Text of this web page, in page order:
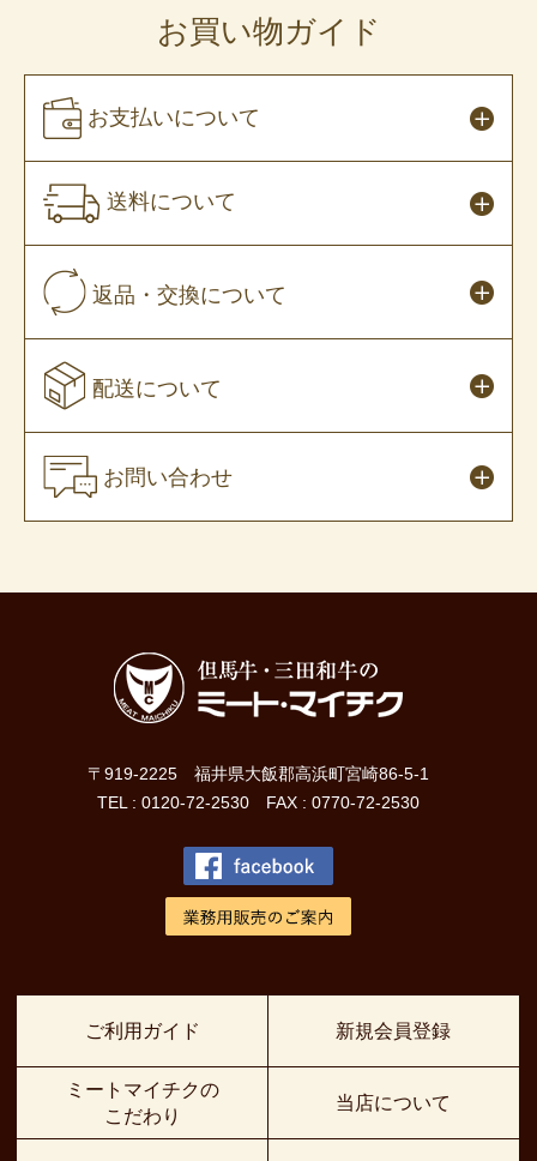
お買い物ガイド
お支払いについて
送料について
返品・交換について
配送について
お問い合わせ
〒919-2225 福井県大飯郡高浜町宮崎86-5-1
TEL : 0120-72-2530 FAX : 0770-72-2530
ご利用ガイド
ミートマイチクの
こだわり
新規会員登録
当店について